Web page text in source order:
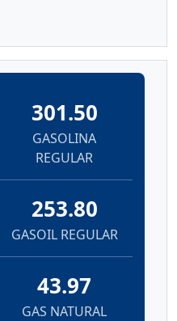
301.50
GASOLINA
REGULAR
253.80
GASOIL REGULAR
43.97
GAS NATURAL